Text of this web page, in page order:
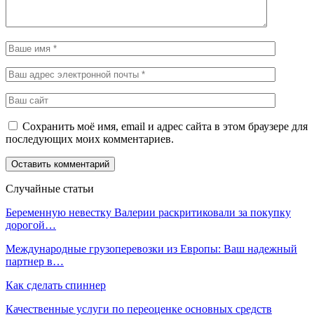
Сохранить моё имя, email и адрес сайта в этом браузере для
последующих моих комментариев.
Случайные статьи
Беременную невестку Валерии раскритиковали за покупку
дорогой…
Международные грузоперевозки из Европы: Ваш надежный
партнер в…
Как сделать спиннер
Качественные услуги по переоценке основных средств